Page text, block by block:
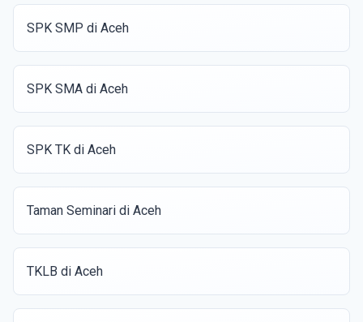
SPK SMP di Aceh
SPK SMA di Aceh
SPK TK di Aceh
Taman Seminari di Aceh
TKLB di Aceh